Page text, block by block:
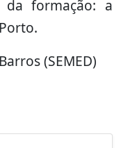
da formação: a
(SEMED)